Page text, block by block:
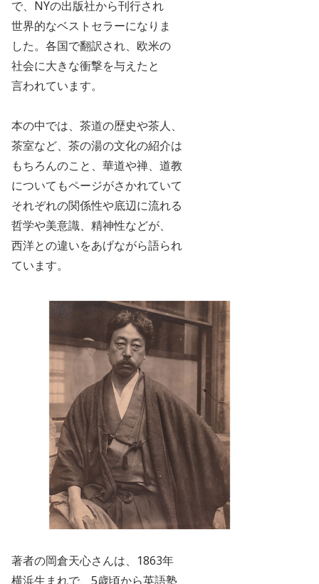
で、 NYの出版社から刊行され
世界的なベストセラーになりま
した。各国で翻訳され、欧米の
社会に大きな衝撃を与えたと
言われています。
本の中では、茶道の歴史や茶人、
茶室など、茶の湯の文化の紹介は
もちろんのこと、華道や禅、道教
についてもページがさかれていて
それぞれの関係性や底辺に流れる
哲学や美意識、精神性などが、
西洋との違いをあげながら語られ
ています。
著者の岡倉天心さんは、 1863年
横浜生まれで、 5歳頃から英語塾